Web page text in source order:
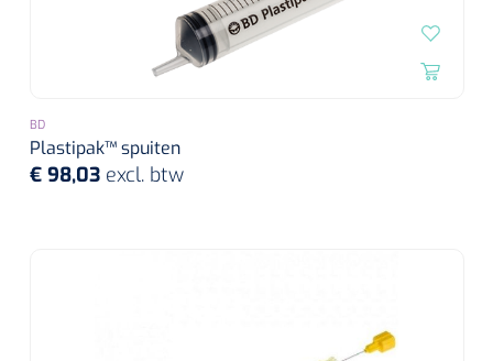
BD
Plastipak™ spuiten
€ 98,03 excl. btw